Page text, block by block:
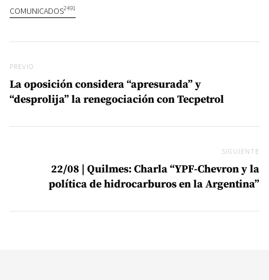
COMUNICADOS2491
Previo
PREVIO
La oposición considera “apresurada” y
“desprolija” la renegociación con Tecpetrol
SIGUIENTE
22/08 | Quilmes: Charla “YPF-Chevron y la
política de hidrocarburos en la Argentina”